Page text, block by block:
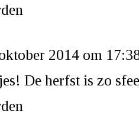
2014 om
De herfst is zo